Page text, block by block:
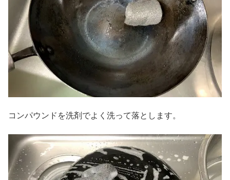
コンパウンドを洗剤でよく洗って落とします。